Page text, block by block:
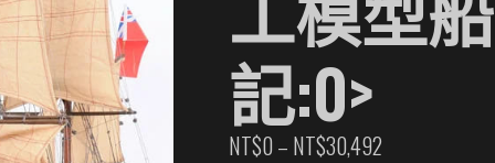
記:0>
NT$0– NT$30,492